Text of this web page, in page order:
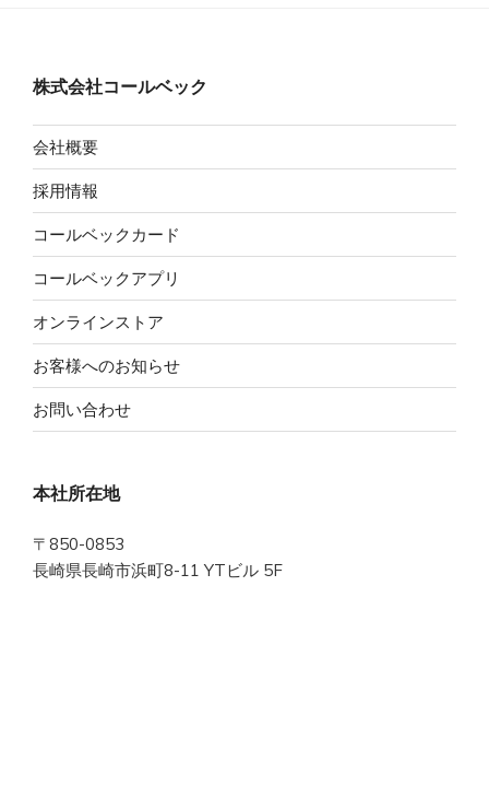
株式会社コールベック
会社概要
採用情報
コールベックカード
コールベックアプリ
オンラインストア
お客様へのお知らせ
お問い合わせ
本社所在地
〒850-0853
長崎県長崎市浜町8-11 YTビル 5F